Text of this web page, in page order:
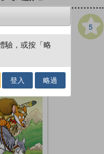
5
驗，或按「略
登入 略過